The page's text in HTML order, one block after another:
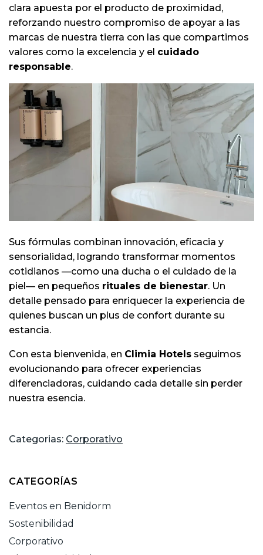
clara apuesta por el producto de proximidad,
reforzando nuestro compromiso de apoyar a las
marcas de nuestra tierra con las que compartimos
valores como la excelencia y el cuidado
responsable.
Sus fórmulas combinan innovación, eficacia y
sensorialidad, logrando transformar momentos
cotidianos —como una ducha o el cuidado de la
piel— en pequeños rituales de bienestar. Un
detalle pensado para enriquecer la experiencia de
quienes buscan un plus de confort durante su
estancia.
Con esta bienvenida, en Climia Hotels seguimos
evolucionando para ofrecer experiencias
diferenciadoras, cuidando cada detalle sin perder
nuestra esencia.
Categorias: Corporativo
CATEGORÍAS
Eventos en Benidorm
Sostenibilidad
Corporativo